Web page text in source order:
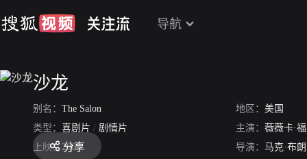
导航
沙龙
别名： The Salon 地区： 美国
类型： 喜剧片 / 剧情片 主演： 薇薇卡·
上映： 2007 导演： 马克·布朗
分享